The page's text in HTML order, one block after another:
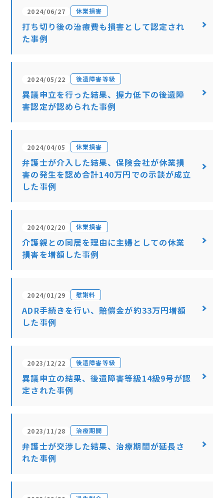
2024/06/27 休業損害
打ち切り後の治療費も損害として認定され
た事例
2024/05/22 後遺障害等級
異議申立を行った結果、握力低下の後遺障
害認定が認められた事例
2024/04/05 休業損害
弁護士が介入した結果、保険会社が休業損
害の発生を認め合計140万円での示談が成立
した事例
2024/02/20 休業損害
介護親との同居を理由に主婦としての休業
損害を増額した事例
2024/01/29 慰謝料
ADR手続きを行い、賠償金が約33万円増額
した事例
2023/12/22 後遺障害等級
異議申立の結果、後遺障害等級14級9号が認
定された事例
2023/11/28 治療期間
弁護士が交渉した結果、治療期間が延長さ
れた事例